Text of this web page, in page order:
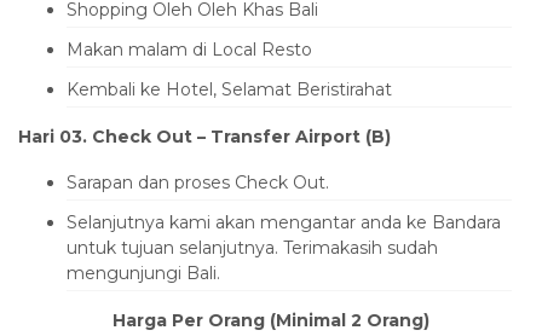
Shopping Oleh Oleh Khas Bali
Makan malam di Local Resto
Kembali ke Hotel, Selamat Beristirahat
Hari 03. Check Out – Transfer Airport (B)
Sarapan dan proses Check Out.
Selanjutnya kami akan mengantar anda ke Bandara
untuk tujuan selanjutnya. Terimakasih sudah
mengunjungi Bali.
Harga Per Orang (Minimal 2 Orang)